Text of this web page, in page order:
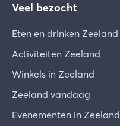
Veel bezocht
Eten en drinken Zeeland
Activiteiten Zeeland
Winkels in Zeeland
Zeeland vandaag
Evenementen in Zeeland